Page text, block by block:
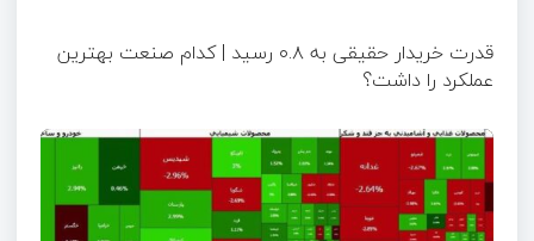
قدرت خریدار حقیقی به ۰.۸ رسید | کدام صنعت بهترین
عملکرد را داشت؟